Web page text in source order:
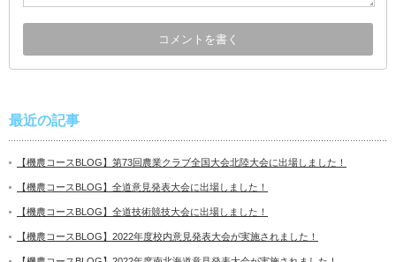
最近の記事
【機農コースBLOG】第73回農業クラブ全国大会北陸大会に出場しました！
【機農コースBLOG】全道意見発表大会に出場しました！
【機農コースBLOG】全道技術競技大会に出場しました！
【機農コースBLOG】2022年度校内意見発表大会が実施されました！